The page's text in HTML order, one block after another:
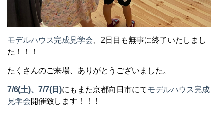
モデルハウス完成見学会 、2日目も無事に終了いたしまし
た！！！
たくさんのご来場、ありがとうございました。
7/6(土)、7/7(日)にもまた京都向日市にてモデルハウス完成
見学会開催致します！！！